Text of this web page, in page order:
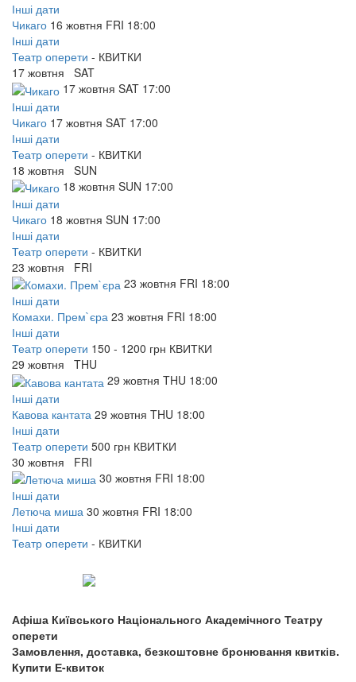
Інші дати
Чикаго 16 жовтня FRI 18:00
Інші дати
Театр оперети - КВИТКИ
17 жовтня SAT
17 жовтня SAT 17:00
Інші дати
Чикаго 17 жовтня SAT 17:00
Інші дати
Театр оперети - КВИТКИ
18 жовтня SUN
18 жовтня SUN 17:00
Інші дати
Чикаго 18 жовтня SUN 17:00
Інші дати
Театр оперети - КВИТКИ
23 жовтня FRI
23 жовтня FRI 18:00
Інші дати
Комахи. Прем`єра 23 жовтня FRI 18:00
Інші дати
Театр оперети 150 - 1200 грн КВИТКИ
29 жовтня THU
29 жовтня THU 18:00
Інші дати
Кавова кантата 29 жовтня THU 18:00
Інші дати
Театр оперети 500 грн КВИТКИ
30 жовтня FRI
30 жовтня FRI 18:00
Інші дати
Летюча миша 30 жовтня FRI 18:00
Інші дати
Театр оперети - КВИТКИ
Афіша Київського Національного Академічного Театру
оперети
Замовлення, доставка, безкоштовне бронювання квитків.
Купити Е-квиток